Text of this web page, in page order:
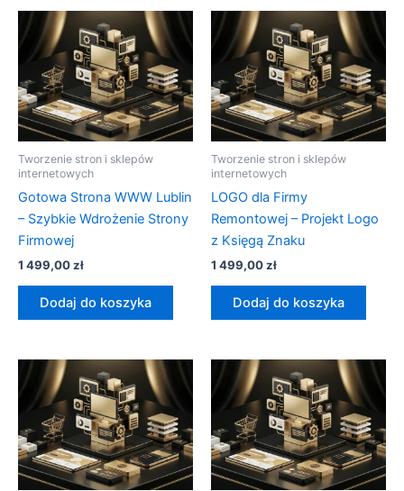
Tworzenie stron i sklepów
internetowych
Gotowa Strona WWW Lublin
– Szybkie Wdrożenie Strony
Firmowej
1 499,00zł
Dodaj do koszyka
Tworzenie stron i sklepów
internetowych
LOGO dla Firmy
Remontowej – Projekt Logo
z Księgą Znaku
1 499,00zł
Dodaj do koszyka